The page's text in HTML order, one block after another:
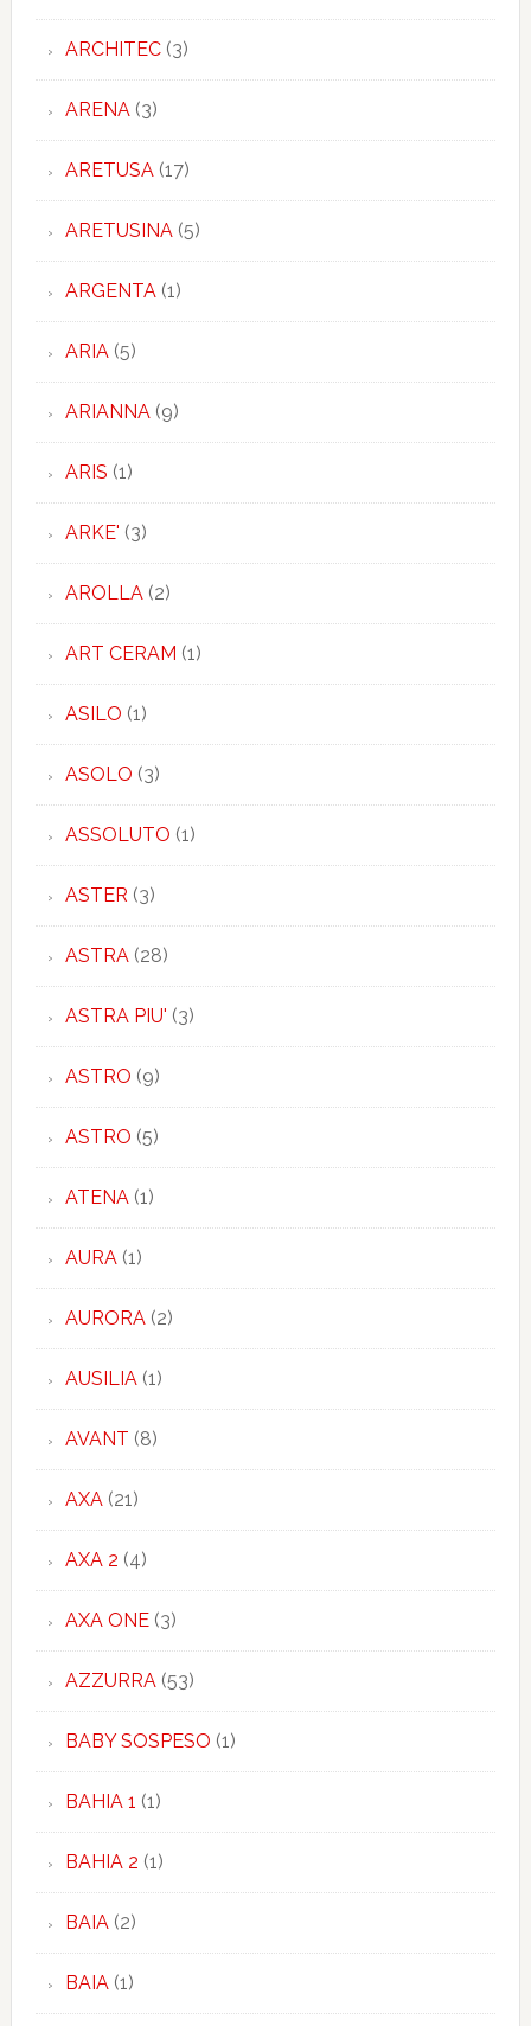
ARCHITEC(3)
ARENA(3)
ARETUSA(17)
ARETUSINA(5)
ARGENTA(1)
ARIA(5)
ARIANNA(9)
ARIS (1)
ARKE' (3)
AROLLA(2)
ART CERAM (1)
ASILO (1)
ASOLO (3)
ASSOLUTO (1)
ASTER (3)
ASTRA(28)
ASTRA PIU' (3)
ASTRO (9)
ASTRO (5)
ATENA(1)
AURA(1)
AURORA(2)
AUSILIA(1)
AVANT (8)
AXA(21)
AXA 2 (4)
AXA ONE(3)
AZZURRA(53)
BABY SOSPESO (1)
BAHIA 1 (1)
BAHIA 2 (1)
BAIA(2)
BAIA(1)